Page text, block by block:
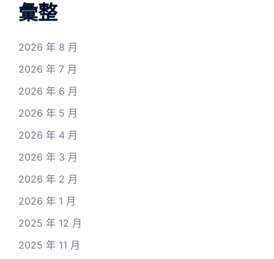
彙整
2026 年 8 月
2026 年 7 月
2026 年 6 月
2026 年 5 月
2026 年 4 月
2026 年 3 月
2026 年 2 月
2026 年 1 月
2025 年 12 月
2025 年 11 月